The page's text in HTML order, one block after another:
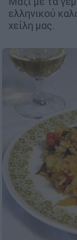
ελληνικού
χείλη μας.